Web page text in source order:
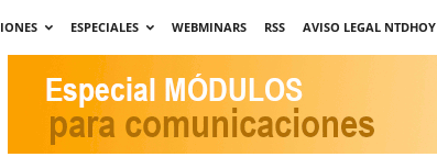
ESPECIALES WEBMINARS RSS
AVISO LEGAL NTDHOY